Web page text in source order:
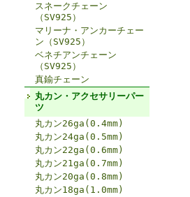
スネークチェーン
（SV925）
マリーナ・アンカーチェー
ン（SV925）
ベネチアンチェーン
（SV925）
真鍮チェーン
丸カン・アクセサリーパー
ツ
丸カン26ga(0.4mm)
丸カン24ga(0.5mm)
丸カン22ga(0.6mm)
丸カン21ga(0.7mm)
丸カン20ga(0.8mm)
丸カン18ga(1.0mm)